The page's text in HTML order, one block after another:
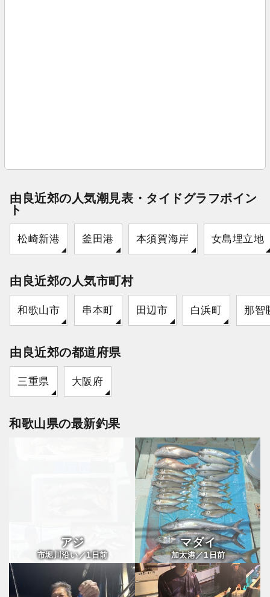
由良近郊の人気潮見表・タイドグラフポイン
ト
松崎新港 釜田港 本須賀海岸 女島埋立地
由良近郊の人気市町村
和歌山市 串本町 田辺市 白浜町 那智
由良近郊の都道府県
三重県 大阪府
和歌山県の最新釣果
アジ
市堀川沿い／1日前
マダイ
加太港／1日前